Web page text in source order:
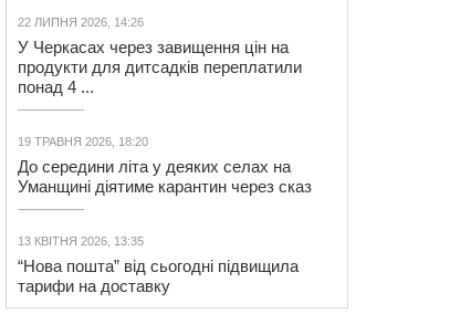
22 ЛИПНЯ 2026, 14:26
У Черкасах через завищення цін на
продукти для дитсадків переплатили
понад 4 ...
19 ТРАВНЯ 2026, 18:20
До середини літа у деяких селах на
Уманщині діятиме карантин через сказ
13 КВІТНЯ 2026, 13:35
“Нова пошта” від сьогодні підвищила
тарифи на доставку